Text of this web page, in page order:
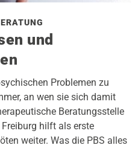
und
Problemen zu
an wen sie sich damit
Beratungsstelle
hilft als erste
weiter. Was die PBS alles